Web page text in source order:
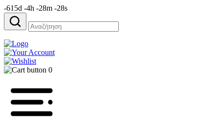
-615d -4h -28m -28s
Αναζήτηση
για:
0